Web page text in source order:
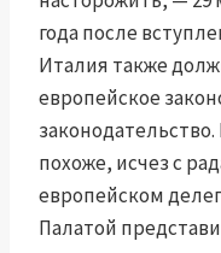
года после
Италия также
европейское
похоже, исчез с
европейском
Палатой